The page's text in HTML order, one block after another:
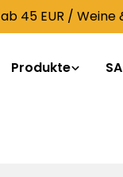
ab 45 EUR / Weine
Produkte